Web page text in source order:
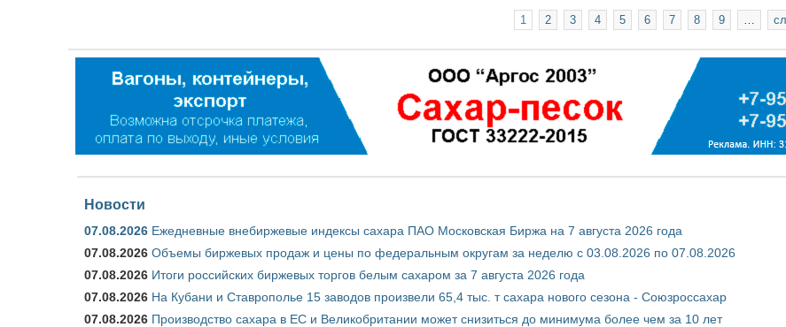
1 2 3 4 5 6 7 8 9
Новости
07.08.2026 Ежедневные внебиржевые индексы сахара ПАО Московская Биржа на 7 августа 2026 года
07.08.2026 Объемы биржевых продаж и цены по федеральным округам за неделю с 03.08.2026 по 07.08.2026
07.08.2026 Итоги российских биржевых торгов белым сахаром за 7 августа 2026 года
07.08.2026 На Кубани и Ставрополье 15 заводов произвели 65,4 тыс. т сахара нового сезона - Союзроссахар
07.08.2026 Производство сахара в ЕС и Великобритании может снизиться до минимума более чем за 10 лет